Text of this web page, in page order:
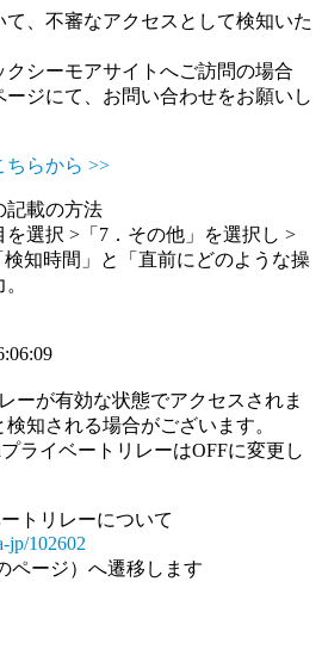
、不審なアクセスとして検知いた
シーモアサイトへご訪問の場合
ジにて、お問い合わせをお願いし
ちらから >>
記載の方法
選択 >「7．その他」を選択し >
知時間」と「直前にどのような操
ーが有効な状態でアクセスされま
知される場合がございます。
ライベートリレーはOFFに変更し
トリレーについて
jp/102602
ページ）へ遷移します